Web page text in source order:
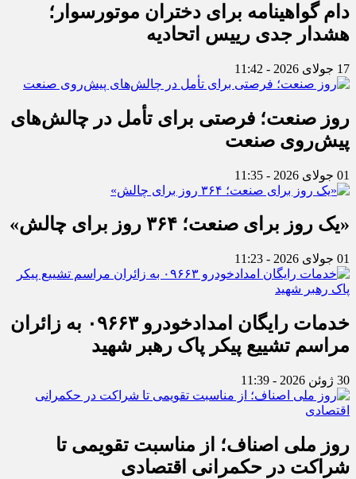
دام گواهینامه برای دختران موتورسوار؛
هشدار جدی رییس اتحادیه
17 جولای 2026 - 11:42
روز صنعت؛ فرصتی برای تأمل در چالش‌های
پیش‌روی صنعت
01 جولای 2026 - 11:35
«یک روز برای صنعت؛ ۳۶۴ روز برای چالش»
01 جولای 2026 - 11:23
خدمات رایگان امدادخودرو ۰۹۶۶۳ به زائران
مراسم تشییع پیکر پاک رهبر شهید
30 ژوئن 2026 - 11:39
روز ملی اصناف؛ از مناسبت تقویمی تا
شراکت در حکمرانی اقتصادی